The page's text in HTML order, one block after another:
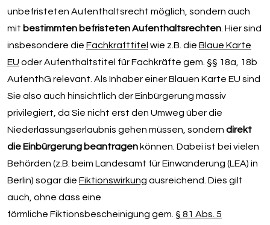
unbefristeten Aufenthaltsrecht möglich, sondern auch
mit bestimmten befristeten Aufenthaltsrechten. Hier sind
insbesondere die Fachkrafttitel wie z.B. die Blaue Karte
EU oder Aufenthaltstitel für Fachkräfte gem. §§ 18a, 18b
AufenthG relevant. Als Inhaber einer Blauen Karte EU sind
Sie also auch hinsichtlich der Einbürgerung massiv
privilegiert, da Sie nicht erst den Umweg über die
Niederlassungserlaubnis gehen müssen, sondern direkt
die Einbürgerung beantragenkönnen. Dabei ist bei vielen
Behörden (z.B. beim Landesamt für Einwanderung (LEA) in
Berlin) sogar die Fiktionswirkung ausreichend. Dies gilt
auch, ohne dass eine
förmliche Fiktionsbescheinigung gem. § 81 Abs. 5